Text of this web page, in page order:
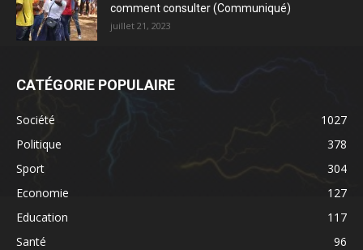
comment consulter (Communiqué)
juillet 21, 2023
CATÉGORIE POPULAIRE
Société
1027
Politique
378
Sport
304
Economie
127
Education
117
Santé
96